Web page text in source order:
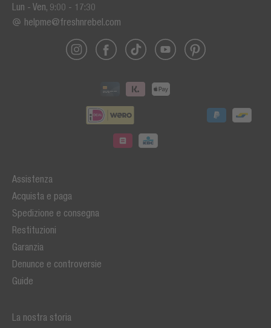
Assistenza
Acquista e paga
Spedizione e consegna
Restituzioni
Garanzia
Denunce e controversie
Guide
La nostra storia
Lun - Ven, 9:00 - 17:30
helpme@freshnrebel.com